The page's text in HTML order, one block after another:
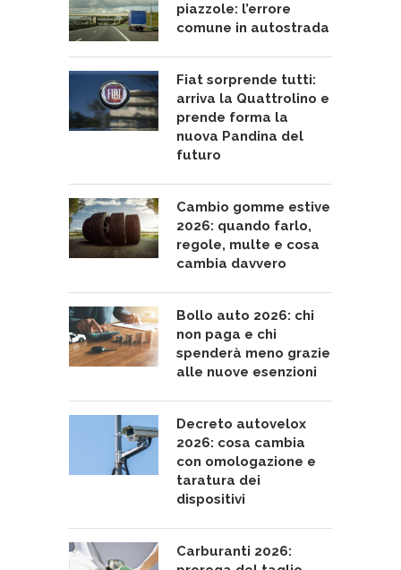
piazzole: l’errore
comune in autostrada
Fiat sorprende tutti:
arriva la Quattrolino e
prende forma la
nuova Pandina del
futuro
Cambio gomme estive
2026: quando farlo,
regole, multe e cosa
cambia davvero
Bollo auto 2026: chi
non paga e chi
spenderà meno grazie
alle nuove esenzioni
Decreto autovelox
2026: cosa cambia
con omologazione e
taratura dei
dispositivi
Carburanti 2026: